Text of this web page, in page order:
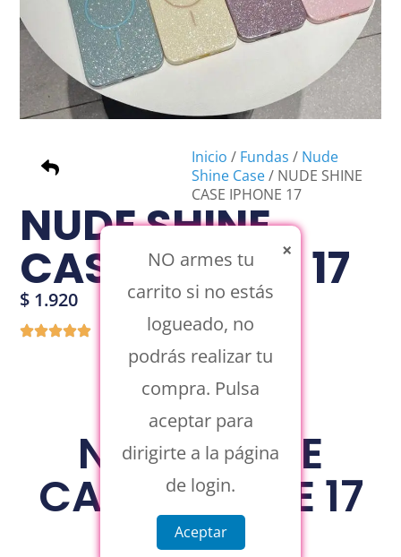
Inicio / Fundas / Nude
Shine Case/ NUDE SHINE
CASE IPHONE 17
NUDE SHINE
CASE IPHONE 17
$ 1.920
NUDE SHINE
CASE IPHONE 17
×
NO armes tu
carrito si no estás
logueado, no
podrás realizar tu
compra. Pulsa
aceptar para
dirigirte a la página
de login.
Aceptar